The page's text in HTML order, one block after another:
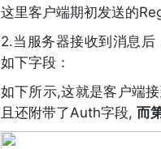
这里客户端期初发送的
2.当服务器接收到消息
如下字段：
如下所示,这就是客户端
且还附带了Auth字段, 而